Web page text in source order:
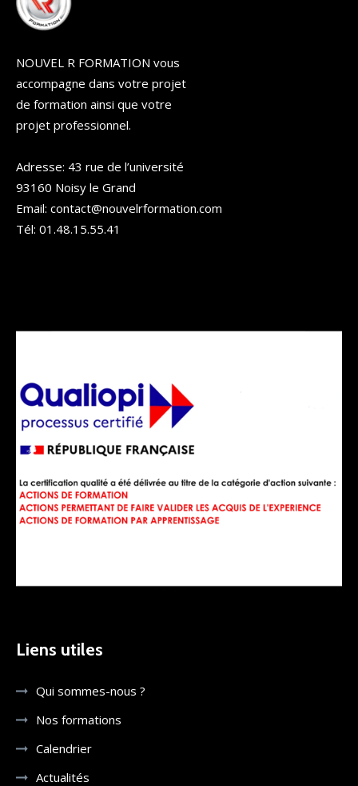
NOUVEL R FORMATION vous
accompagne dans votre projet
de formation ainsi que votre
projet professionnel.
Adresse: 43 rue de l’université
93160 Noisy le Grand
Email: contact@nouvelrformation.com
Tél: 01.48.15.55.41
Liens utiles
Qui sommes-nous ?
Nos formations
Calendrier
Actualités